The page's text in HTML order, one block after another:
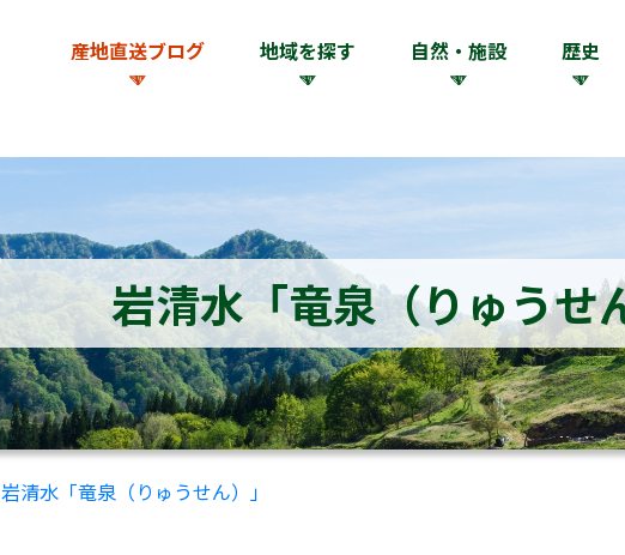
産地直送ブログ 地域を探す 自然・施設 歴史
岩清水「竜泉（りゅうせ
岩清水「竜泉（りゅうせん）」